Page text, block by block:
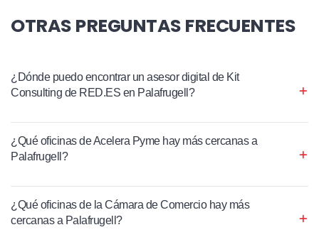
OTRAS PREGUNTAS FRECUENTES
¿Dónde puedo encontrar un asesor digital de Kit
Consulting de RED.ES en Palafrugell?
¿Qué oficinas de Acelera Pyme hay más cercanas a
Palafrugell?
¿Qué oficinas de la Cámara de Comercio hay más
cercanas a Palafrugell?